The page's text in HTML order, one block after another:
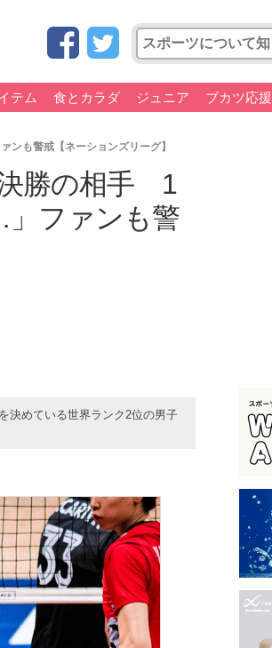
テム 食とカラダ ジュニア ブカツ応援
も警戒【ネーションズリーグ】
勝の相手 1
ファンも警
決めている世界ランク2位の男子